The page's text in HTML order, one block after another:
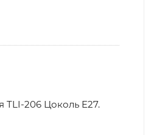
TLI-206 Цоколь E27.